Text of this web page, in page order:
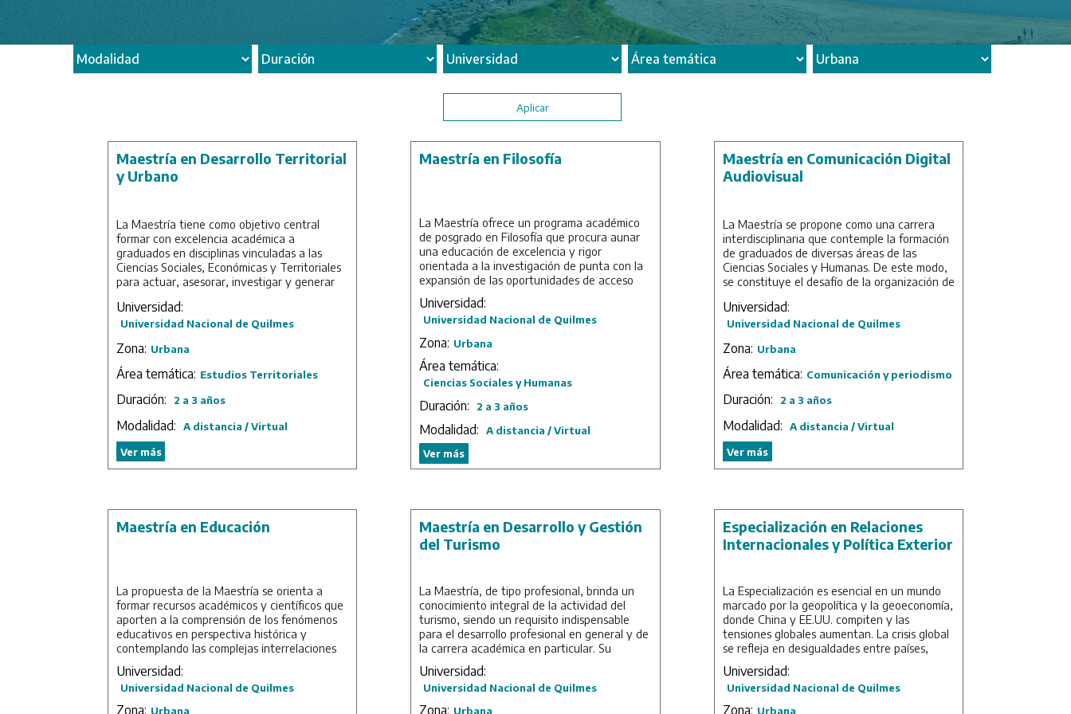
Maestría en Desarrollo Territorial
y Urbano
La Maestría tiene como objetivo central
formar con excelencia académica a
graduados en disciplinas vinculadas a las
Ciencias Sociales, Económicas y Territoriales
para actuar, asesorar, investigar y generar
gestión territorial y urbana en ámbitos
regionales, nacionales e internacionales. El
urbano está adquiriendo cada vez un papel
más protagónico en el marco del impulso de
las diferentes estrategias nacionales y
regionales de expansión, desarrollo e
con inclusión y la cooperación entre los
diferentes niveles del Estado y otras
instancias institucionales. Es así que, en la
mirada de las Ciencias Sociales, ha tomado
políticas públicas. No se trata de una
reacción antojadiza, sino de una esperable
Universidad:
Universidad Nacional de Quilmes
Zona: Urbana
Área temática: Estudios Territoriales
Duración: 2 a 3 años
Modalidad: A distancia / Virtual
Ver más
Maestría en Filosofía
La Maestría ofrece un programa académico
de posgrado en Filosofía que procura aunar
una educación de excelencia y rigor
orientada a la investigación de punta con la
expansión de las oportunidades de acceso
que posibilita el uso de la plataforma de
enseñanza virtual con que cuenta la UNQ. La
carrera está organizada en un esquema
curricular semiestructurado, centrado en dos
núcleos disciplinares: el de la Filosofía social y
política y el de la Filosofía y la historia de la
ciencia. Su finalidad primordial es formar
condiciones de desplegar las destrezas y
saberes que requiere la actividad filosófica y,
concurrentemente, abrir canales de
perfeccionamiento y actualización para
graduados universitarios y terciarios
referidos.
Duración: 3 años.
Universidad:
Universidad Nacional de Quilmes
Zona: Urbana
Área temática:
Ciencias Sociales y Humanas
Duración: 2 a 3 años
Modalidad:
A distancia / Virtual
Ver más
Maestría en Comunicación Digital
Audiovisual
La Maestría se propone como una carrera
interdisciplinaria que contemple la formación
de graduados de diversas áreas de las
Ciencias Sociales y Humanas. De este modo,
se constituye el desafío de la organización de
permita al estudiante obtener una formación
sólida y, a la vez, de estrecha vinculación
articula a partir de una serie de líneas de
trabajo radicadas en diferentes áreas y
programas de investigación de la UNQ que se
centran directa o indirectamente en el
social, integrando los aportes teóricos y
metodológicos que pueden realizar los
profesores/as e investigadores/as de dicha
institución. La carrera se propone como semi-
Duración: 3 años.
Universidad:
Universidad Nacional de Quilmes
Zona: Urbana
Área temática: Comunicación y periodismo
Duración: 2 a 3 años
Modalidad: A distancia / Virtual
Ver más
Maestría en Educación
La propuesta de la Maestría se orienta a
formar recursos académicos y científicos que
aporten a la comprensión de los fenómenos
educativos en perspectiva histórica y
contemplando las complejas interrelaciones
entre educación y sociedad; a la vez que
puedan participar, como profesionales
críticos, en las distintas instancias, niveles y
agencias del sistema educativo nacional,
Universidad:
Universidad Nacional de Quilmes
Zona: Urbana
Maestría en Desarrollo y Gestión
del Turismo
La Maestría, de tipo profesional, brinda un
conocimiento integral de la actividad del
turismo, siendo un requisito indispensable
para el desarrollo profesional en general y de
la carrera académica en particular. Su
propósito es fortalecer las competencias para
el desarrollo y la gestión del turismo, y su
estructura tiende a encontrar una relación
entre los aportes de contenidos teórico-
Universidad:
Universidad Nacional de Quilmes
Zona: Urbana
Especialización en Relaciones
Internacionales y Política Exterior
La Especialización es esencial en un mundo
marcado por la geopolítica y la geoeconomía,
donde China y EE.UU. compiten y las
tensiones globales aumentan. La crisis global
se refleja en desigualdades entre países,
Estados y sectores sociales, relacionadas con
la estructura financiera global y la falta de
regulación. La "cuarta revolución industrial"
plantea desafíos en políticas públicas y en la
Universidad:
Universidad Nacional de Quilmes
Zona: Urbana